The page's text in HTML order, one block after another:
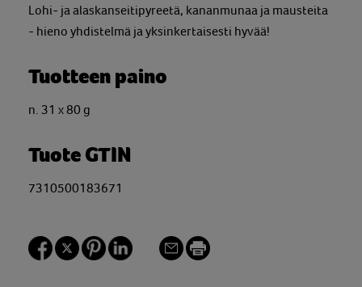
Lohi- ja alaskanseitipyreetä, kananmunaa ja mausteita
- hieno yhdistelmä ja yksinkertaisesti hyvää!
Tuotteen paino
n. 31 x 80 g
Tuote GTIN
7310500183671